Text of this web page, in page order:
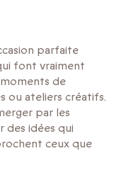
parfaite
font vraiment
de
ou ateliers créatifs.
par les
des idées qui
ceux que